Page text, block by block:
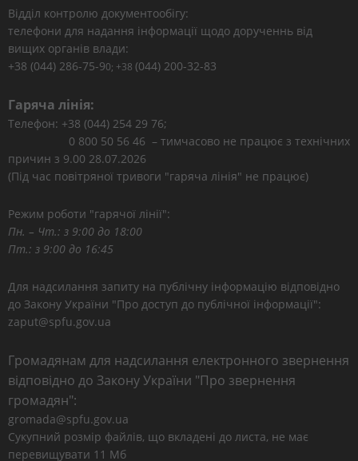
Відділ контролю документообігу:
телефони для надання інформації щодо дорученнь від
вищих органів влади:
+38 (044) 286-75-90; +38 (044) 200-32-83
Гаряча лінія:
Телефон: +38 (044) 254 29 76;
0 800 50 56 46 – тимчасово не працює з технічних
причин з 9.00 28.07.2026
(Під час повітряної тривоги "гаряча лінія" не працює)
Режим роботи "гарячої лінії":
Пн. – Чт.: з 9:00 до 18:00
Пт.: з 9:00 до 16:45
Для надсилання запиту на публічну інформацію відповідно
до Закону України "Про доступ до публічної інформації":
zaput@spfu.gov.ua
Громадянам для надсилання електронного звернення
відповідно до Закону України "Про звернення
громадян":
gromada@spfu.gov.ua
Сукупний розмір файлів, що вкладені до листа, не має
перевищувати 11 Мб